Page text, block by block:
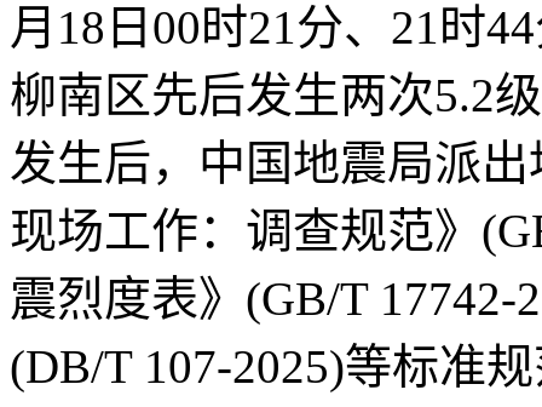
月18日00时21分、21时
柳南区先后发生两次5.2
发生后，中国地震局派
现场工作：调查规范》
震烈度表》(GB/T
(DB/T 107-2025)等标准